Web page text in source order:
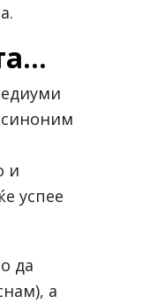
синоним
и
успее
да
а